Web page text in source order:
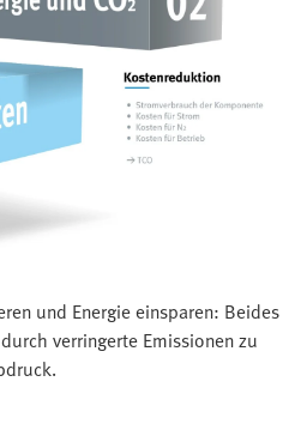
und Energie einsparen: Beides
verringerte Emissionen zu